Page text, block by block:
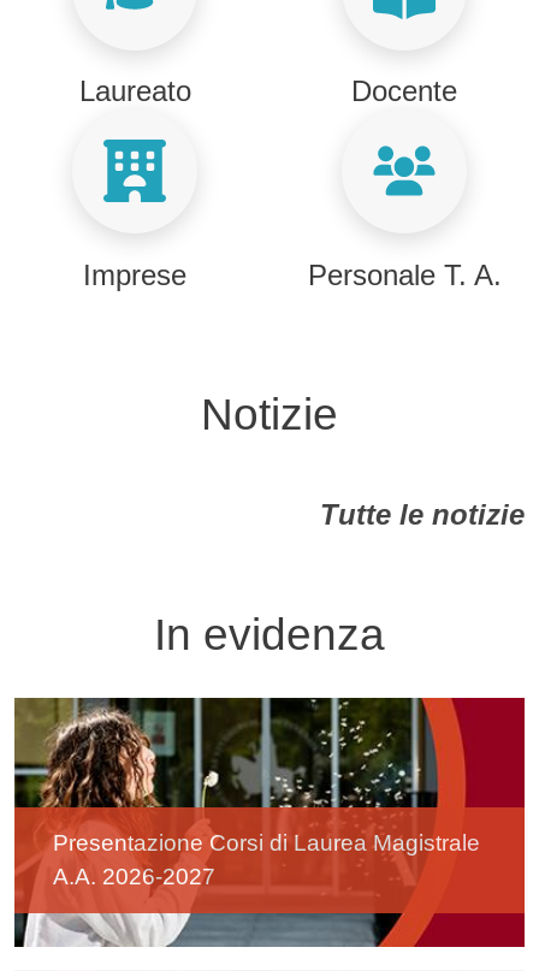
Laureato Docente
Imprese Personale T. A.
Notizie
Tutte le notizie
In evidenza
Image
Presentazione Corsi di Laurea Magistrale
A.A. 2026-2027